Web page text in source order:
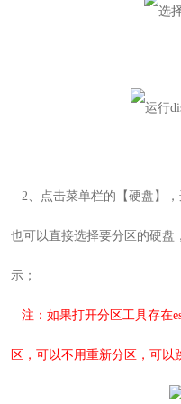
2、 点击菜单栏的【硬盘】
也可以直接选择要分区的硬盘
示；
注：如果打开分区工具存在
区，可以不用重新分区，可以